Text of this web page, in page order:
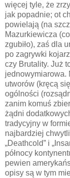
więcej tyle, że
jak popadnie; ot
powielają (na
Mazurkiewicza
zgubiło), zaś dla
po zagrywki
czy Brutality. Już
jednowymiarowa.
utworów (kręcą
ogólności
zanim komuś
żądni
tradycyjny w
najbardziej
„Deathcold” i
północy
pewien
opisy są w tym